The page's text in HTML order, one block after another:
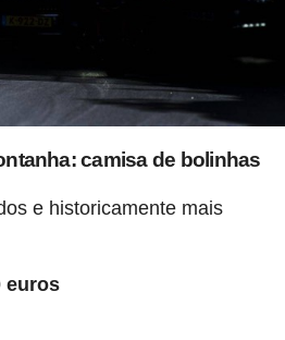
camisa de bolinhas
e historicamente mais
euros